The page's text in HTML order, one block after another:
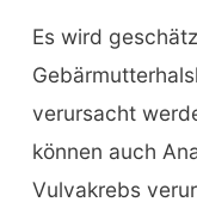
Es wird
verursacht
können auch
Vulvakrebs